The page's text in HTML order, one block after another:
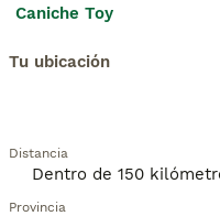
Caniche Toy
Tu ubicación
Distancia
Provincia